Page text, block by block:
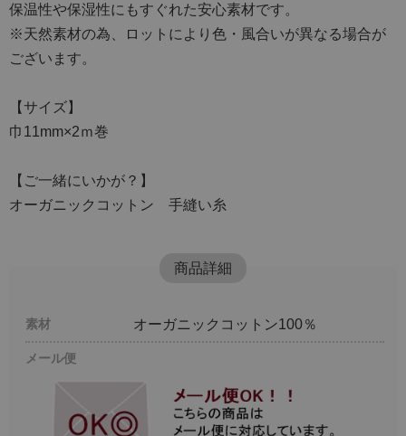
保温性や保湿性にもすぐれた安心素材です。
※天然素材の為、ロットにより色・風合いが異なる場合が
ございます。
【サイズ】
巾11mm×2ｍ巻
【ご一緒にいかが？】
オーガニックコットン 手縫い糸
商品詳細
素材 オーガニックコットン100％
メール便